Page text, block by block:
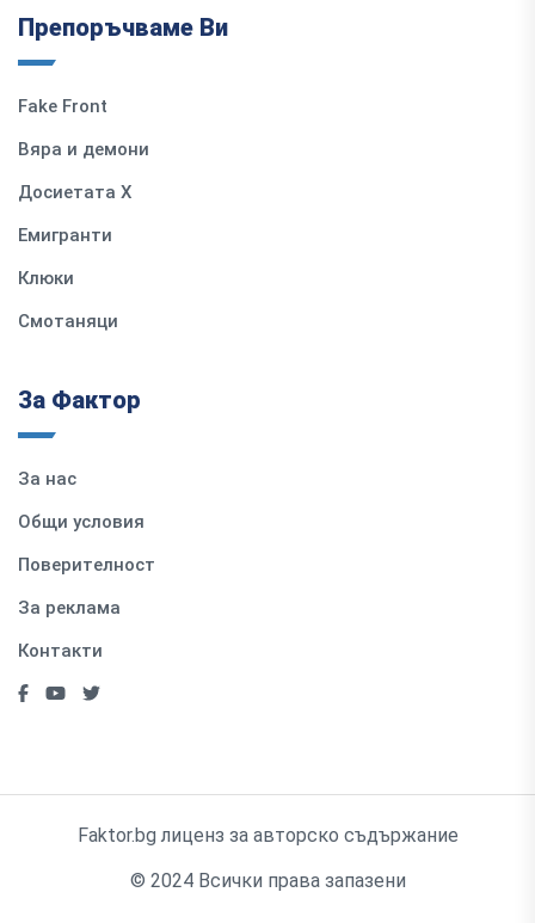
Препоръчваме Ви
Fake Front
Вяра и демони
Досиетата Х
Емигранти
Клюки
Смотаняци
За Фактор
За нас
Общи условия
Поверителност
За реклама
Контакти
Faktor.bg лиценз за авторско съдържание
© 2024 Всички права запазени